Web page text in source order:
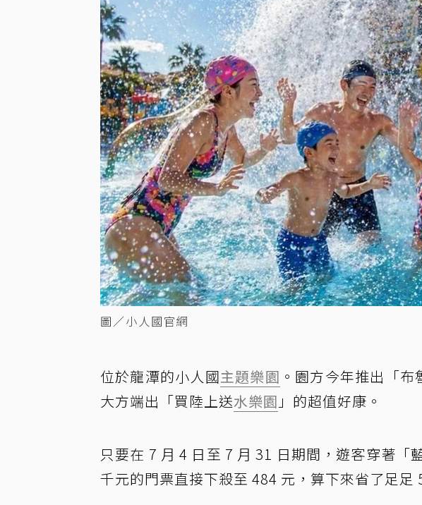
圖／小人國官網
位於龍潭的小人國主題樂園 。園方今年推出「
大方端出「買陸上送水樂園 」的超值好康。
只要在 7 月 4 日至 7 月 31 日期間，遊客穿著
千元的門票直接下殺至 484 元，算下來省了足足